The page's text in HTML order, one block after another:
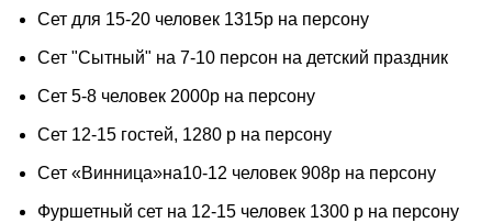
Сет для 15-20 человек 1315р на персону
Сет "Сытный" на 7-10 персон на детский праздник
Сет 5-8 человек 2000р на персону
Сет 12-15 гостей, 1280 р на персону
Сет «Винница»на10-12 человек 908р на персону
Фуршетный сет на 12-15 человек 1300 р на персону